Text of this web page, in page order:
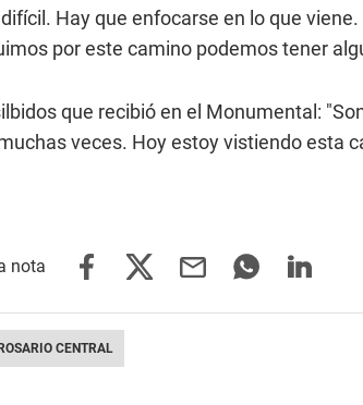
Hay que enfocarse en lo que
por este camino podemos tener
que recibió en el Monumental:
veces. Hoy estoy vistiendo esta
ROSARIO CENTRAL